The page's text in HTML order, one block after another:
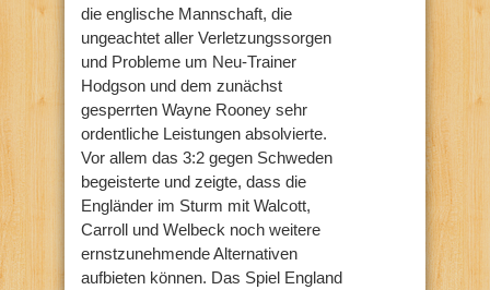
die englische Mannschaft, die
ungeachtet aller Verletzungssorgen
und Probleme um Neu-Trainer
Hodgson und dem zunächst
gesperrten Wayne Rooney sehr
ordentliche Leistungen absolvierte.
Vor allem das 3:2 gegen Schweden
begeisterte und zeigte, dass die
Engländer im Sturm mit Walcott,
Carroll und Welbeck noch weitere
ernstzunehmende Alternativen
aufbieten können. Das Spiel England